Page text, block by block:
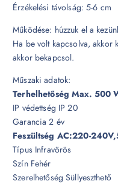
Érzékelési távolság: 5-6 cm
Működése: húzzuk el a
Ha be volt kapcsolva, akkor
akkor bekapcsol.
Műszaki adatok:
Terhelhetőség Max. 500
IP védettség IP 20
Garancia 2 év
Feszültség AC:220-
Típus Infravörös
Szín Fehér
Szerelhetőség Süllyeszthető